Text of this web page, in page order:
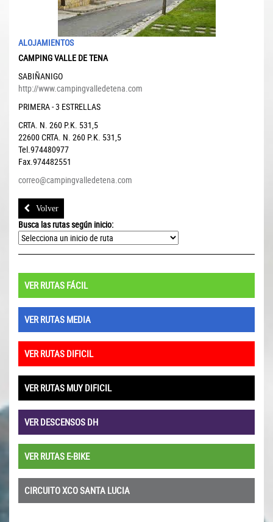
ALOJAMIENTOS
CAMPING VALLE DE TENA
SABIÑANIGO
http://www.campingvalledetena.com
PRIMERA - 3 ESTRELLAS
CRTA. N. 260 P.K. 531,5
22600CRTA. N. 260 P.K. 531,5
Tel.974480977
Fax.974482551
correo@campingvalledetena.com
Volver
Busca las rutas según inicio:
VER RUTAS FÁCIL
VER RUTAS MEDIA
VER RUTAS DIFICIL
VER RUTAS MUY DIFICIL
VER DESCENSOS DH
VER RUTAS E-BIKE
CIRCUITO XCO SANTA LUCIA